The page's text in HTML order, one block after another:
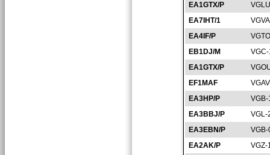
EA1GTX/P
EA7IHT/1
EA4IF/P
EB1DJ/M
EA1GTX/P
EF1MAF
EA3HP/P
VGB-
EA3BBJ/P
VGL-
EA3EBN/P
EA2AK/P
VGZ-